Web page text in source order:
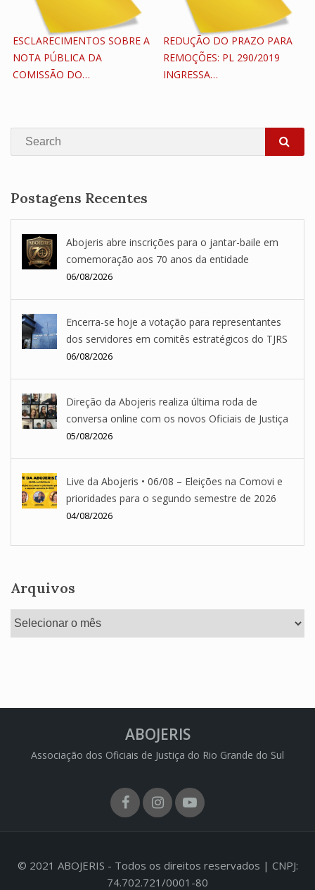
ESCLARECIMENTOS SOBRE A
NOTA PÚBLICA DA
COMISSÃO DO…
REDUÇÃO DO PRAZO PARA
REMOÇÕES: PL 290/2019
INGRESSA…
Search
Postagens Recentes
Abojeris abre inscrições para o jantar-baile em
comemoração aos 70 anos da entidade
06/08/2026
Encerra-se hoje a votação para representantes
dos servidores em comitês estratégicos do TJRS
06/08/2026
Direção da Abojeris realiza última roda de
conversa online com os novos Oficiais de Justiça
05/08/2026
Live da Abojeris • 06/08 – Eleições na Comovi e
prioridades para o segundo semestre de 2026
04/08/2026
Arquivos
Arquivos
ABOJERIS
Associação dos Oficiais de Justiça do Rio Grande do Sul
FacebookInstagram
Youtube
© 2021 ABOJERIS - Todos os direitos reservados | CNPJ:
74.702.721/0001-80